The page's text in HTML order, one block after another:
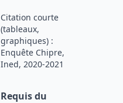
Citation courte
(tableaux,
graphiques) :
Enquête Chipre,
Ined, 2020-2021
Requis du